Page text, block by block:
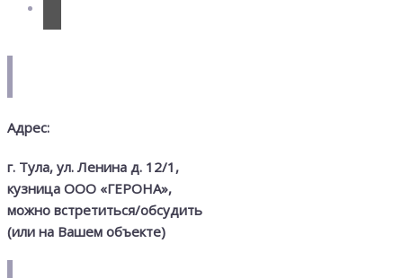
Адрес:
г. Тула, ул. Ленина д. 12/1,
кузница ООО «ГЕРОНА»,
можно встретиться/обсудить
(или на Вашем объекте)